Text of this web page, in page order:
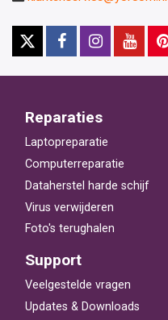
Reparaties
Laptopreparatie
Computerreparatie
Dataherstel harde schijf
Virus verwijderen
Foto's terughalen
Support
Veelgestelde vragen
Updates & Downloads